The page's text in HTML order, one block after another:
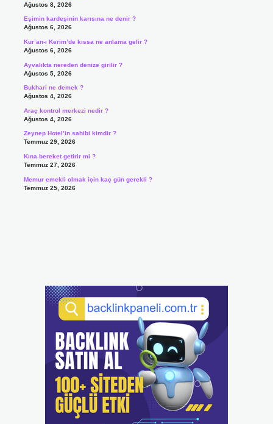
Ağustos 8, 2026
Eşimin kardeşinin karısına ne denir ?
Ağustos 6, 2026
Kur’an-ı Kerim’de kıssa ne anlama gelir ?
Ağustos 6, 2026
Ayvalıkta nereden denize girilir ?
Ağustos 5, 2026
Bukhari ne demek ?
Ağustos 4, 2026
Araç kontrol merkezi nedir ?
Ağustos 4, 2026
Zeynep Hotel’in sahibi kimdir ?
Temmuz 29, 2026
Kına bereket getirir mi ?
Temmuz 27, 2026
Memur emekli olmak için kaç gün gerekli ?
Temmuz 25, 2026